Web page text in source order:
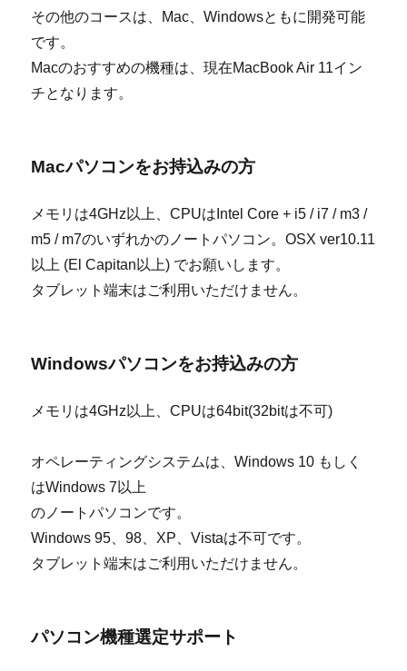
その他のコースは、Mac、Windowsともに開発可能
です。
Macのおすすめの機種は、現在MacBook Air 11イン
チとなります。
Macパソコンをお持込みの方
メモリは4GHz以上、CPUはIntel Core + i5 / i7 / m3 /
m5 / m7のいずれかのノートパソコン。OSX ver10.11
以上 (El Capitan以上) でお願いします。
タブレット端末はご利用いただけません。
Windowsパソコンをお持込みの方
メモリは4GHz以上、CPUは64bit(32bitは不可)
オペレーティングシステムは、Windows 10 もしく
はWindows 7以上
のノートパソコンです。
Windows 95、98、XP、Vistaは不可です。
タブレット端末はご利用いただけません。
パソコン機種選定サポート